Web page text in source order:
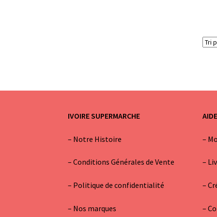
IVOIRE SUPERMARCHE
– Notre Histoire
–Conditions Générales de Vente
– Politique de confidentialité
– Nos marques
–
–
–
–